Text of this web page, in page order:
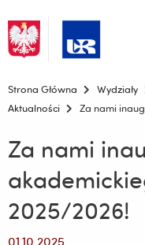
Menu - górna
Strona Główna Wydziały
Aktualności
Za nami
Za nami
2025/2026!
01.10.2025